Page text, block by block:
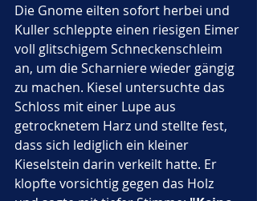
Die Gnome eilten sofort herbei und
Kuller schleppte einen riesigen Eimer
voll glitschigem Schneckenschleim
an, um die Scharniere wieder gängig
zu machen. Kiesel untersuchte das
Schloss mit einer Lupe aus
getrocknetem Harz und stellte fest,
dass sich lediglich ein kleiner
Kieselstein darin verkeilt hatte. Er
klopfte vorsichtig gegen das Holz